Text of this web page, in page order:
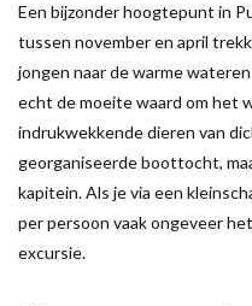
Een bijzonder hoogtepunt in
tussen november en april
jongen naar de warme
echt de moeite waard om het
indrukwekkende dieren van
georganiseerde boottocht,
kapitein. Als je via een
per persoon vaak ongeveer
excursie.